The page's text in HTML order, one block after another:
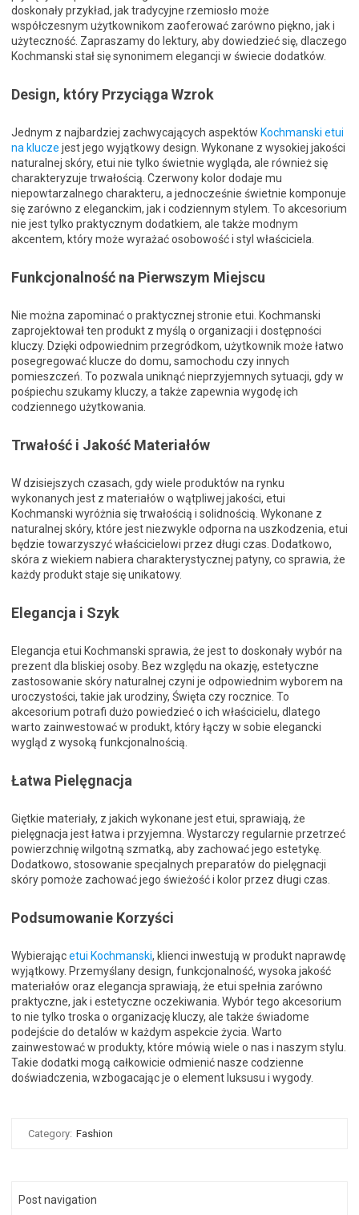
doskonały przykład, jak tradycyjne rzemiosło może
współczesnym użytkownikom zaoferować zarówno piękno, jak i
użyteczność. Zapraszamy do lektury, aby dowiedzieć się, dlaczego
Kochmanski stał się synonimem elegancji w świecie dodatków.
Design, który Przyciąga Wzrok
Jednym z najbardziej zachwycających aspektów Kochmanski etui
na klucze jest jego wyjątkowy design. Wykonane z wysokiej jakości
naturalnej skóry, etui nie tylko świetnie wygląda, ale również się
charakteryzuje trwałością. Czerwony kolor dodaje mu
niepowtarzalnego charakteru, a jednocześnie świetnie komponuje
się zarówno z eleganckim, jak i codziennym stylem. To akcesorium
nie jest tylko praktycznym dodatkiem, ale także modnym
akcentem, który może wyrażać osobowość i styl właściciela.
Funkcjonalność na Pierwszym Miejscu
Nie można zapominać o praktycznej stronie etui. Kochmanski
zaprojektował ten produkt z myślą o organizacji i dostępności
kluczy. Dzięki odpowiednim przegródkom, użytkownik może łatwo
posegregować klucze do domu, samochodu czy innych
pomieszczeń. To pozwala uniknąć nieprzyjemnych sytuacji, gdy w
pośpiechu szukamy kluczy, a także zapewnia wygodę ich
codziennego użytkowania.
Trwałość i Jakość Materiałów
W dzisiejszych czasach, gdy wiele produktów na rynku
wykonanych jest z materiałów o wątpliwej jakości, etui
Kochmanski wyróżnia się trwałością i solidnością. Wykonane z
naturalnej skóry, które jest niezwykle odporna na uszkodzenia, etui
będzie towarzyszyć właścicielowi przez długi czas. Dodatkowo,
skóra z wiekiem nabiera charakterystycznej patyny, co sprawia, że
każdy produkt staje się unikatowy.
Elegancja i Szyk
Elegancja etui Kochmanski sprawia, że jest to doskonały wybór na
prezent dla bliskiej osoby. Bez względu na okazję, estetyczne
zastosowanie skóry naturalnej czyni je odpowiednim wyborem na
uroczystości, takie jak urodziny, Święta czy rocznice. To
akcesorium potrafi dużo powiedzieć o ich właścicielu, dlatego
warto zainwestować w produkt, który łączy w sobie elegancki
wygląd z wysoką funkcjonalnością.
Łatwa Pielęgnacja
Giętkie materiały, z jakich wykonane jest etui, sprawiają, że
pielęgnacja jest łatwa i przyjemna. Wystarczy regularnie przetrzeć
powierzchnię wilgotną szmatką, aby zachować jego estetykę.
Dodatkowo, stosowanie specjalnych preparatów do pielęgnacji
skóry pomoże zachować jego świeżość i kolor przez długi czas.
Podsumowanie Korzyści
Wybierającetui Kochmanski, klienci inwestują w produkt naprawdę
wyjątkowy. Przemyślany design, funkcjonalność, wysoka jakość
materiałów oraz elegancja sprawiają, że etui spełnia zarówno
praktyczne, jak i estetyczne oczekiwania. Wybór tego akcesorium
to nie tylko troska o organizację kluczy, ale także świadome
podejście do detalów w każdym aspekcie życia. Warto
zainwestować w produkty, które mówią wiele o nas i naszym stylu.
Takie dodatki mogą całkowicie odmienić nasze codzienne
doświadczenia, wzbogacając je o element luksusu i wygody.
Category: Fashion
Post navigation